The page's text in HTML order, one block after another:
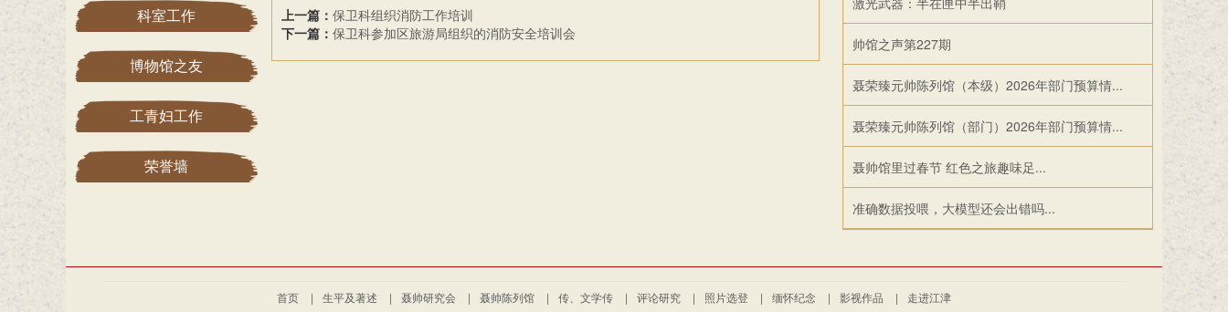
科室工作
博物馆之友
工青妇工作
荣誉墙
上一篇： 保卫科组织消防工作培训
下一篇： 保卫科参加区旅游局组织的消防安全培训会
帅馆之声第227期
聂荣臻元帅陈列馆（本级）2026年部门预算情...
聂荣臻元帅陈列馆（部门）2026年部门预算情...
聂帅馆里过春节 红色之旅趣味足...
准确数据投喂，大模型还会出错吗...
首页 | 生平及著述 | 聂帅研究会 | 聂帅陈列馆 | 传、文学传 | 评论研究 | 照片选登 | 缅怀纪念 | 影视作品 | 走进江津